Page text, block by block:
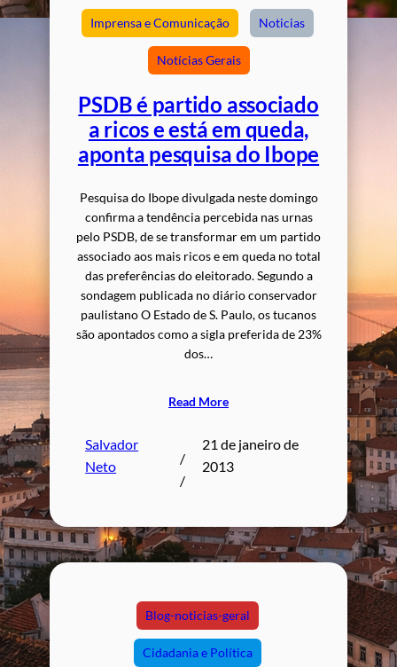
Imprensa e Comunicação Noticias
Notícias Gerais
PSDB é partido associado
a ricos e está em queda,
aponta pesquisa do Ibope
Pesquisa do Ibope divulgada neste domingo
confirma a tendência percebida nas urnas
pelo PSDB, de se transformar em um partido
associado aos mais ricos e em queda no total
das preferências do eleitorado. Segundo a
sondagem publicada no diário conservador
paulistano O Estado de S. Paulo, os tucanos
são apontados como a sigla preferida de 23%
dos…
Read More
Salvador
Neto
/
/
21 de janeiro de
2013
Blog-noticias-geral
Cidadania e Política